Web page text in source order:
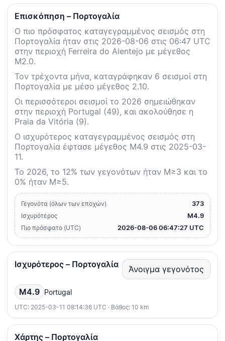
Επισκόπηση – Πορτογαλία
Ο πιο πρόσφατος καταγεγραμμένος σεισμός στη
Πορτογαλία ήταν στις 2026-08-06 στις 06:47 UTC
στην περιοχή Ferreira do Alentejo με μέγεθος
M2.0.
Τον τρέχοντα μήνα, καταγράφηκαν 6 σεισμοί στη
Πορτογαλία με μέσο μέγεθος 2.10.
Οι περισσότεροι σεισμοί το 2026 σημειώθηκαν
στην περιοχή Portugal (49), και ακολούθησε η
Praia da Vitória (9).
Ο ισχυρότερος καταγεγραμμένος σεισμός στη
Πορτογαλία έφτασε μέγεθος M4.9 στις 2025-03-
11.
Το 2026, το 12% των γεγονότων ήταν M≥3 και το
0% ήταν M≥5.
Γεγονότα (όλων των εποχών) 373
Ισχυρότερος M4.9
Πιο πρόσφατο (UTC) 2026-08-06 06:47:27 UTC
Ισχυρότερος – Πορτογαλία Άνοιγμα γεγονότος
M4.9 Portugal
UTC: 2025-03-11 08:14:36 UTC · Βάθος: 10 km
Χάρτης – Πορτογαλία